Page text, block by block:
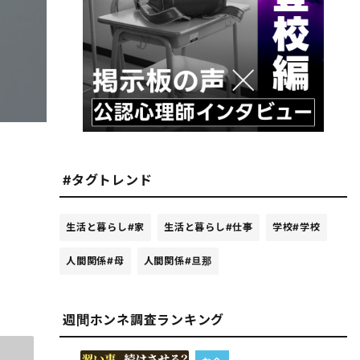
#タグトレンド
生活と暮らし#家 生活と暮らし#仕事 学校#学校
人間関係#母 人間関係#旦那
週間ホンネ調査ランキング